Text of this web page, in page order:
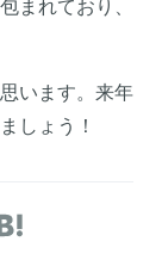
まれており、
います。来年
しょう！